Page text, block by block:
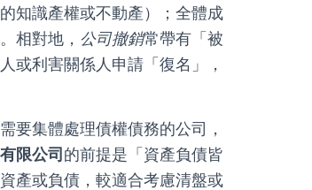
知識產權或不動產）；全體成
相對地， 公司撤銷常帶有「被
或利害關係人申請「復名」，
要集體處理債權債務的公司，
限公司 的前提是「資產負債皆
產或負債，較適合考慮清盤或